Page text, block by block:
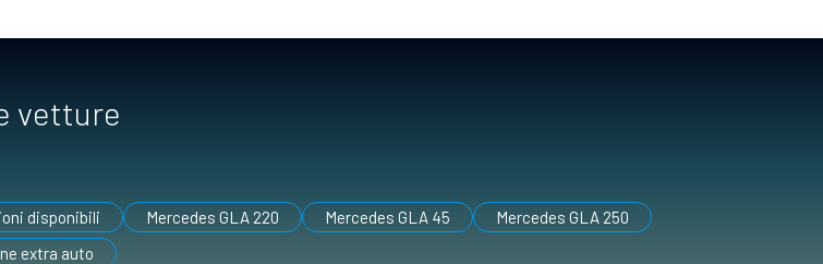
vetture
disponibili Mercedes GLA 220 Mercedes GLA 45
Mercedes GLA 250
extra auto